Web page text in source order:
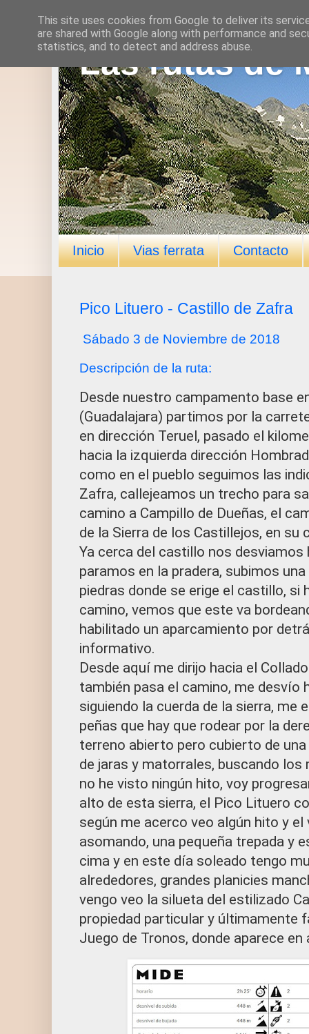
Las rutas de
Inicio Vias ferrata Contacto
Pico Lituero - Castillo de Zafra
Sábado 3 de Noviembre de 2018
Descripción de la ruta:
Desde nuestro campamento base
(Guadalajara) partimos por la
en dirección Teruel, pasado el
hacia la izquierda dirección
como en el pueblo seguimos las
Zafra, callejeamos un trecho para
camino a Campillo de Dueñas, el
de la Sierra de los Castillejos, en su
Ya cerca del castillo nos desviamos
paramos en la pradera, subimos
piedras donde se erige el castillo, si
camino, vemos que este va
habilitado un aparcamiento por
informativo.
Desde aquí me dirijo hacia el
también pasa el camino, me desvío
siguiendo la cuerda de la sierra, me
peñas que hay que rodear por la
terreno abierto pero cubierto de
de jaras y matorrales, buscando los
no he visto ningún hito, voy
alto de esta sierra, el Pico Lituero
según me acerco veo algún hito y
asomando, una pequeña trepada y
cima y en este día soleado tengo
alrededores, grandes planicies
vengo veo la silueta del estilizado
propiedad particular y últimamente
Juego de Tronos, donde aparece en
This site uses cookies from Google to deliver its
are shared with Google along with performance and
statistics, and to detect and address abuse.